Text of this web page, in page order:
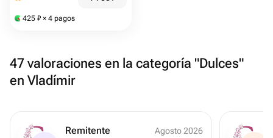
425 ₽ × 4 pagos
47 valoraciones en la categoría "Dulces"
en Vladímir
Remitente
Agosto 2026